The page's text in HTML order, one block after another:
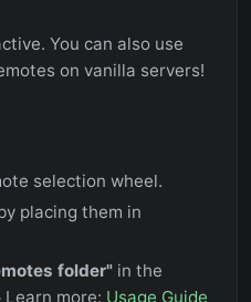
You can also use
on vanilla servers!
selection wheel.
placing them in
folder" in the
Learn more: Usage Guide